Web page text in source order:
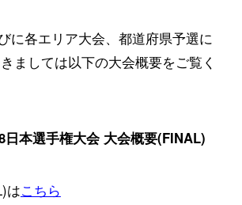
に各エリア大会、都道府県予選に
ましては以下の大会概要をご覧く
日本選手権大会 大会概要(FINAL)
はこちら